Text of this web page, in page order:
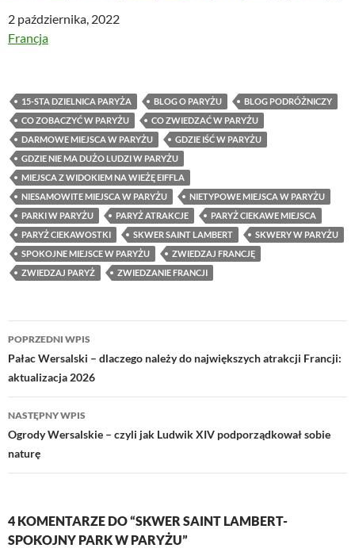
Data
2 października, 2022
W odniesieniu do
Francja
15-STA DZIELNICA PARYŻA BLOG O PARYŻU
BLOG PODRÓŻNICZY
CO ZOBACZYĆ W PARYŻU
CO ZWIEDZAĆ W PARYŻU
DARMOWE MIEJSCA W PARYŻU
GDZIE IŚĆ W PARYŻU
GDZIE NIE MA DUŻO LUDZI W PARYŻU
MIEJSCA Z WIDOKIEM NA WIEŻĘ EIFFLA
NIESAMOWITE MIEJSCA W PARYŻU
NIETYPOWE MIEJSCA W PARYŻU
PARKI W PARYŻU
PARYŻ ATRAKCJE
PARYŻ CIEKAWE MIEJSCA
PARYŻ CIEKAWOSTKI
SKWER SAINT LAMBERT
SKWERY W PARYŻU
SPOKOJNE MIEJSCE W PARYŻU
ZWIEDZAJ FRANCJĘ
ZWIEDZAJ PARYŻ
ZWIEDZANIE FRANCJI
Nawigacja
wpisu
POPRZEDNI WPIS
Pałac Wersalski – dlaczego należy do największych atrakcji Francji:
aktualizacja 2026
NASTĘPNY WPIS
Ogrody Wersalskie – czyli jak Ludwik XIV podporządkował sobie
naturę
4 KOMENTARZE DO “SKWER SAINT LAMBERT-
SPOKOJNY PARK W PARYŻU”